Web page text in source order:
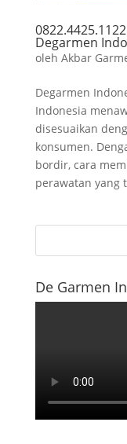
Degarmen
oleh Akbar
Degarmen
Indonesia
disesuaikan
konsumen.
bordir, cara
perawatan yang
De Garmen